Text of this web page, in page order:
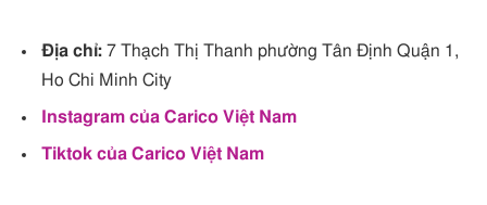
Địa chỉ: 7 Thạch Thị Thanh phường Tân Định Quận 1,
Ho Chi Minh City
Instagram của Carico Việt Nam
Tiktok của Carico Việt Nam